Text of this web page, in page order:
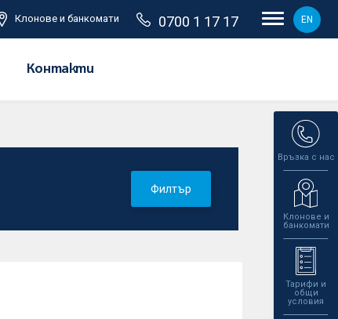
Клонове и банкомати 0700 1 17 17 EN
Контакти
Връзка с нас
Клонове и
банкомати
Тарифи и
общи
условия
Филтър